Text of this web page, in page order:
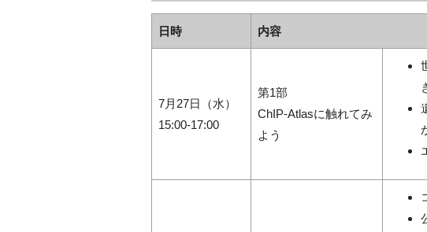
日時 内容
7月27日（水）
15:00-17:00
第1部
ChIP-Atlasに触れてみ
よう